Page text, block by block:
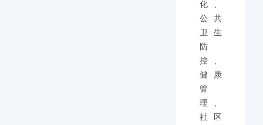
化、
公共
卫生
防
控、
健康
管
理、
社区